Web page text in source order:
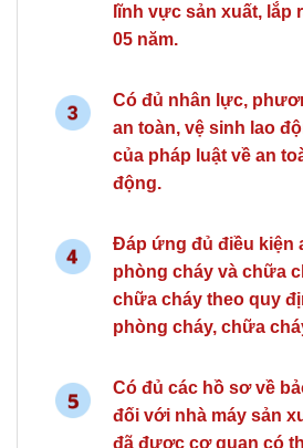
lĩnh vực sản xuất, lắp
05 năm.
Có đủ nhân lực,
an toàn, vệ sinh lao
của pháp luật về an
động.
Đáp ứng đủ điều kiện
phòng cháy và chữa
chữa cháy theo quy
phòng cháy, chữa
Có đủ các hồ sơ về
đối với nhà máy sản
đã được cơ quan có